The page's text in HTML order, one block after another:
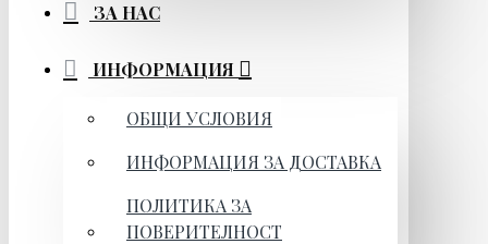
ЗА НАС
ИНФОРМАЦИЯ
ОБЩИ УСЛОВИЯ
ИНФОРМАЦИЯ ЗА ДОСТАВКА
ПОЛИТИКА ЗА
ПОВЕРИТЕЛНОСТ